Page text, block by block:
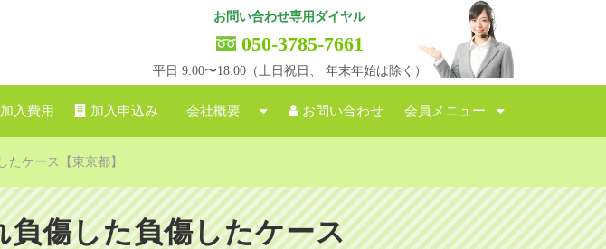
お問い合わせ専用ダイヤル
050-3785-7661
平日 9:00〜18:00（土日祝日、 年末年始は除く）
加入費用 加入申込み 会社概要 お問い合わせ 会員メニュー
ケース【東京都】
傷した負傷したケース